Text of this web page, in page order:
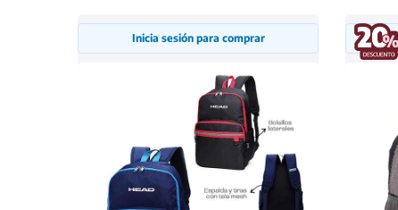
Inicia sesión para comprar